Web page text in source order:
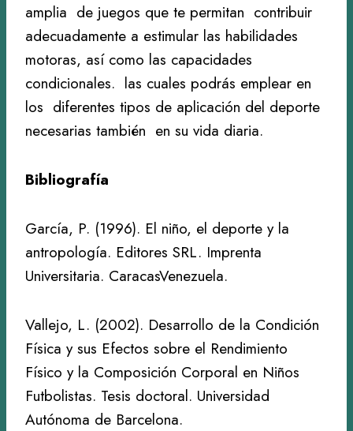
amplia de juegos que te permitan contribuir
adecuadamente a estimular las habilidades
motoras, así como las capacidades
condicionales. las cuales podrás emplear en
los diferentes tipos de aplicación del deporte
necesarias también en su vida diaria.
Bibliografía
García, P. (1996). El niño, el deporte y la
antropología. Editores SRL. Imprenta
Universitaria. CaracasVenezuela.
Vallejo, L. (2002). Desarrollo de la Condición
Física y sus Efectos sobre el Rendimiento
Físico y la Composición Corporal en Niños
Futbolistas. Tesis doctoral. Universidad
Autónoma de Barcelona.